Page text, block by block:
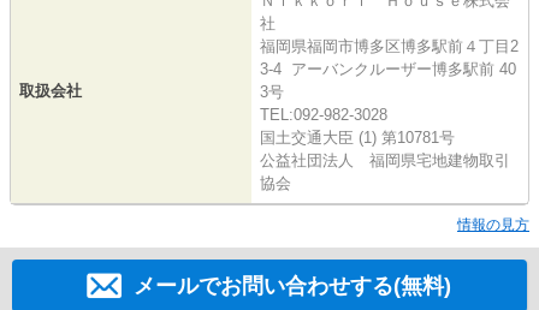
取扱会社
社
福岡県福岡市博多区博多駅前４丁目2
3-4 アーバンクルーザー博多駅前 40
3号
TEL:092-982-3028
国土交通大臣 (1) 第10781号
公益社団法人 福岡県宅地建物取引
協会
情報の見方
メールでお問い合わせする(無料)